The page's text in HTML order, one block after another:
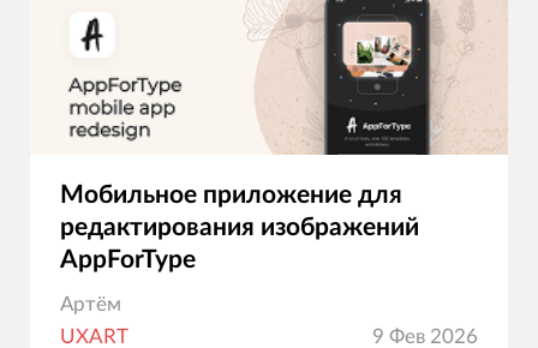
Мобильное приложение для
редактирования изображений
AppForType
Артём
UXART
9 Фев 2026